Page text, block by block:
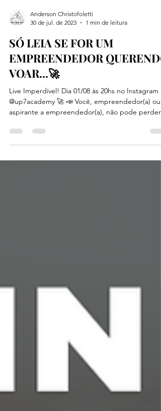
30 de jul. de 2023
1 min de leitura
SÓ LEIA SE FOR UM
EMPREENDEDOR QUERENDO
VOAR...🚀
Live Imperdível! Dia 01/08 às 20hs no Instagram
aspirante a empreendedor(a), não pode